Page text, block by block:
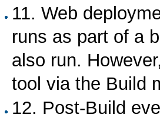
11. Web
runs as part of a
also run.
tool via the Build
12. Post-Build